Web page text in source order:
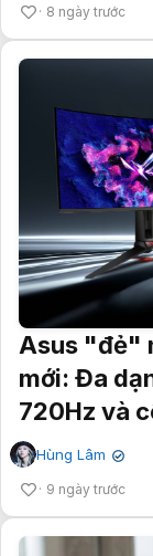
8 ngày trước
Asus "đẻ"
mới: Đa
720Hz và
Hùng Lâm ✔
9 ngày trước